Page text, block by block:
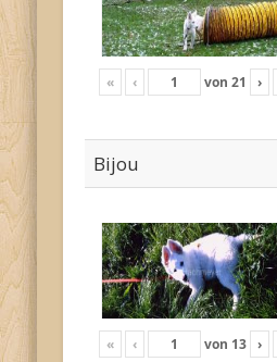
« ‹ von 21 ›
Bijou
« ‹ von 13 ›